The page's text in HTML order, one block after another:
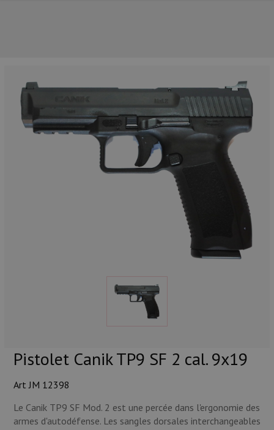
Pistolet Canik TP9 SF 2 cal. 9x19
Art JM 12398
Le Canik TP9 SF Mod. 2 est une percée dans l'ergonomie des
armes d'autodéfense. Les sangles dorsales interchangeables
NOS PRINCIPALES MARQUES